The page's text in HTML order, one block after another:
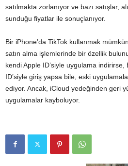
satılmakta zorlanıyor ve bazı satışlar,
sunduğu fiyatlar ile sonuçlanıyor.
Bir iPhone’da TikTok kullanmak
satın alma işlemlerinde bir özellik
kendi Apple ID’siyle uygulama indirirse,
ID’siyle giriş yapsa bile, eski
ediyor. Ancak, iCloud yedeğinden geri
uygulamalar kayboluyor.